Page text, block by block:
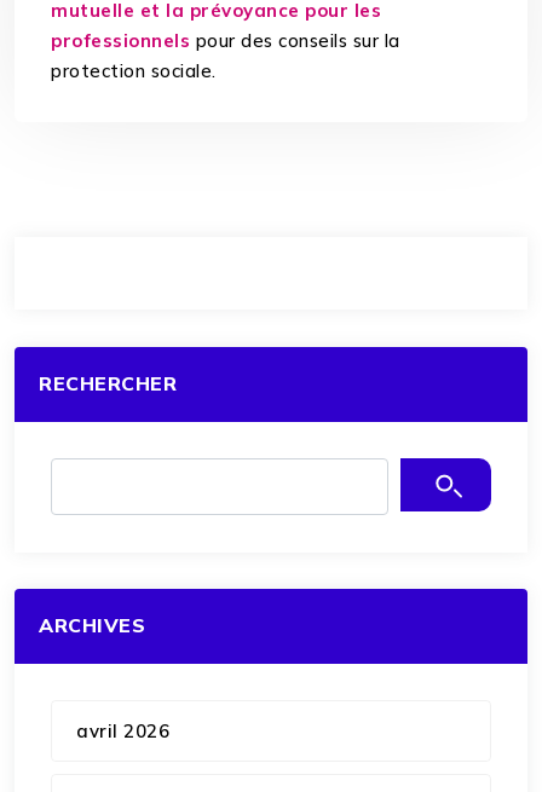
mutuelle et la prévoyance pour les
professionnels pour des conseils sur la
protection sociale.
RECHERCHER
ARCHIVES
avril 2026